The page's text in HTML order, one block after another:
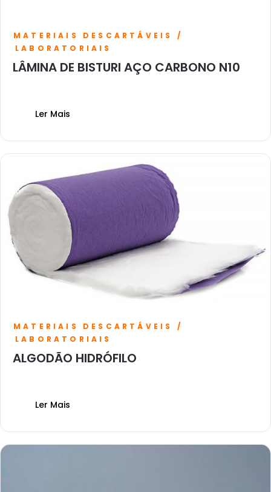
MATERIAIS DESCARTÁVEIS /
LABORATORIAIS
LÂMINA DE BISTURI AÇO CARBONO N10
Ler Mais
MATERIAIS DESCARTÁVEIS /
LABORATORIAIS
ALGODÃO HIDRÓFILO
Ler Mais